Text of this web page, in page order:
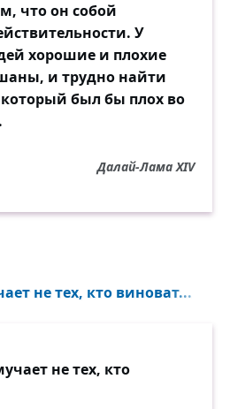
что он собой
У
хорошие и плохие
и трудно найти
который был бы плох во
Далай-Лама XIV
не тех, кто виноват...
не тех, кто